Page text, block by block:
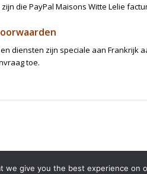
die PayPal Maisons Witte Lelie
diensten zijn speciale aan
toe.
we give you the best experience